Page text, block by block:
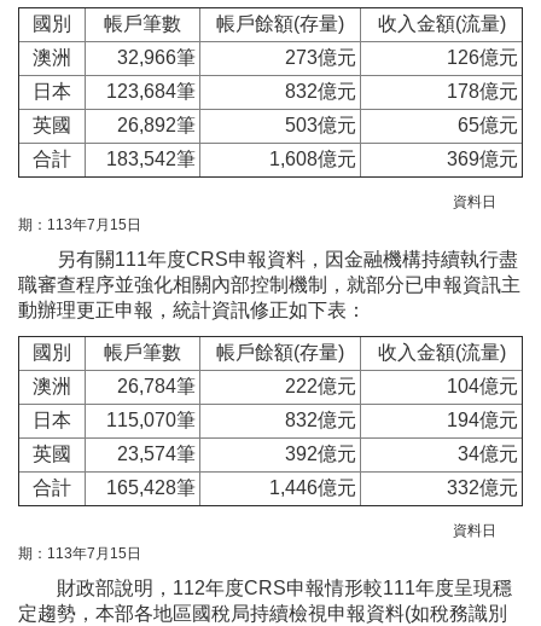
國別 帳戶筆數 帳戶餘額(存量)
收入金額(流量)
澳洲
32,966筆 273億元
126億元
日本
123,684筆 832億元
178億元
英國
26,892筆 503億元
65億元
合計
183,542筆 1,608億元 369億元
資料日
期：113年7月15日
另有關111年度CRS申報資料，因金融機構持續執行盡
職審查程序並強化相關內部控制機制，就部分已申報資訊主
動辦理更正申報，統計資訊修正如下表：
國別 帳戶筆數 帳戶餘額(存量)
收入金額(流量)
澳洲
26,784筆 222億元
104億元
日本
115,070筆 832億元
194億元
英國
23,574筆 392億元
34億元
合計
165,428筆 1,446億元 332億元
資料日
期：113年7月15日
財政部說明，112年度CRS申報情形較111年度呈現穩
定趨勢，本部各地區國稅局持續檢視申報資料(如稅務識別